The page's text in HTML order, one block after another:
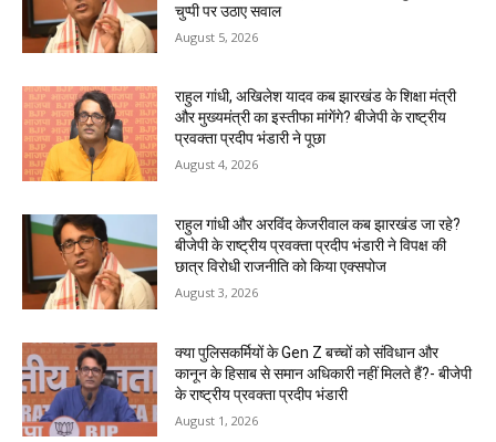
चुप्पी पर उठाए सवाल
August 5, 2026
राहुल गांधी, अखिलेश यादव कब झारखंड के शिक्षा मंत्री
और मुख्यमंत्री का इस्तीफा मांगेंगे? बीजेपी के राष्ट्रीय
प्रवक्ता प्रदीप भंडारी ने पूछा
August 4, 2026
राहुल गांधी और अरविंद केजरीवाल कब झारखंड जा रहे?
बीजेपी के राष्ट्रीय प्रवक्ता प्रदीप भंडारी ने विपक्ष की
छात्र विरोधी राजनीति को किया एक्सपोज
August 3, 2026
क्या पुलिसकर्मियों के Gen Z बच्चों को संविधान और
कानून के हिसाब से समान अधिकारी नहीं मिलते हैं?- बीजेपी
के राष्ट्रीय प्रवक्ता प्रदीप भंडारी
August 1, 2026